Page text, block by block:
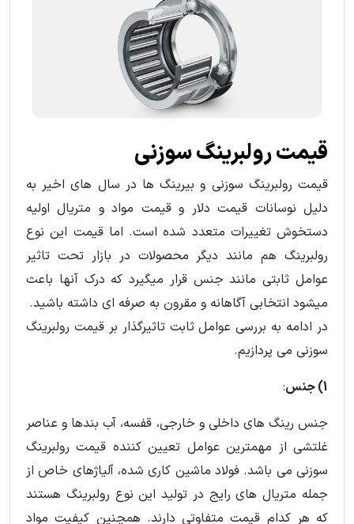
قیمت رولبرینگ سوزنی
قیمت رولبرینگ سوزنی و بیرینگ ها در سال های اخیر به
دلیل نوسانات قیمت دلار و قیمت مواد و متریال اولیه
دستخوش تغییرات متعدد شده است. اما قیمت این نوع
رولبرینگ هم مانند دیگر محصولات در بازار تحت تاثیر
عوامل ثابتی مانند جنس قرار میگیرد که درک آنها باعث
میشود انتخابی آگاهانه و مقرون به صرفه ای داشته باشید.
در ادامه به بررسی عوامل ثابت تاثیرگذار بر قیمت رولبرینگ
سوزنی می پردازیم.
1) جنس
:
جنس رینگ های داخلی و خارجی، قفسه، آب بندها و عناصر
غلتشی از مهمترین عوامل تعیین کننده قیمت رولبرینگ
سوزنی می باشد. فولاد ماشین کاری شده، آلیاژهای خاص از
جمله متریال های رایج در تولید این نوع رولبرینگ هستند
که هر کدام قیمت متفاوتی دارند. همچنین کیفیت مواد